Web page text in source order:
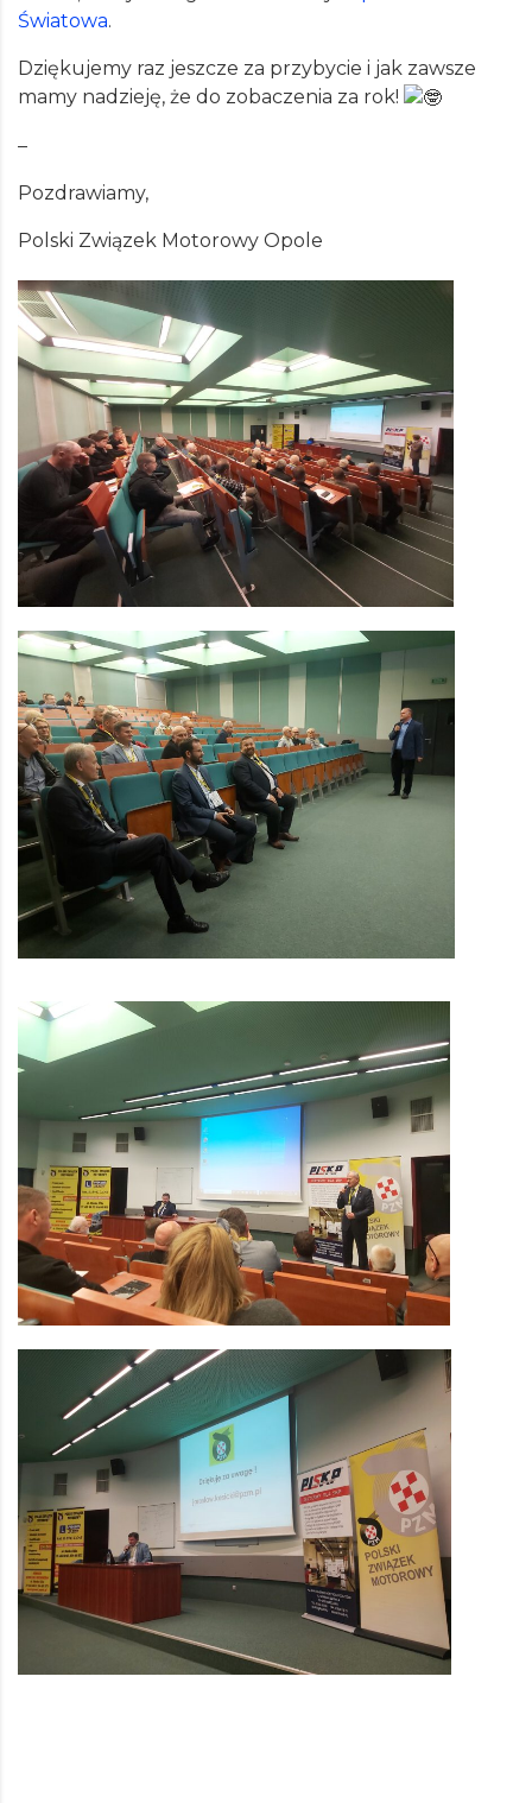
Światowa.
Dziękujemy raz jeszcze za przybycie i jak zawsze
mamy nadzieję, że do zobaczenia za rok!
–
Pozdrawiamy,
Polski Związek Motorowy Opole